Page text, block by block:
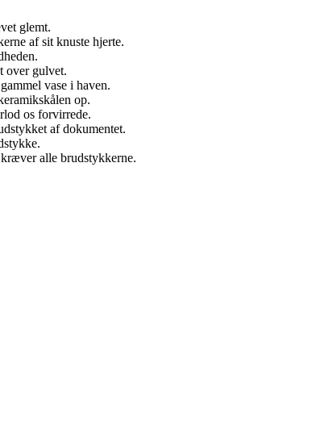
glemt.
af sit knuste hjerte.
over gulvet.
vase i haven.
op.
os forvirrede.
af dokumentet.
alle brudstykkerne.